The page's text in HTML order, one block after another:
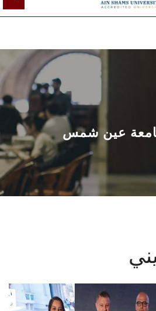
الرئيسيـة
عن الجامعة
القطاعـات
الشئون الأكاديمية
البحث العلمي
الأنظمة الذكية
عين شمس